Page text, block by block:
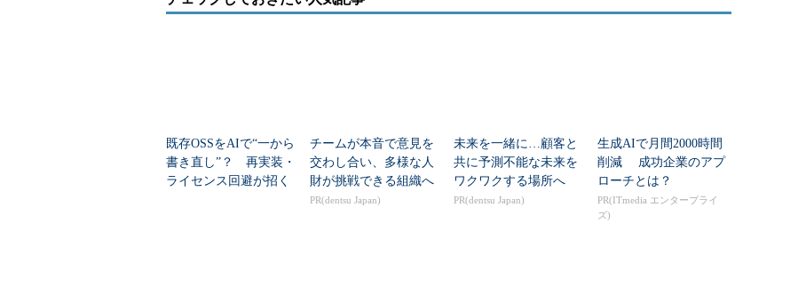
既存OSSをAIで“一から
書き直し”？ 再実装・
ライセンス回避が招く
チームが本音で意見を
交わし合い、多様な人
財が挑戦できる組織へ
PR(dentsu Japan)
未来を一緒に…顧客と
共に予測不能な未来を
ワクワクする場所へ
PR(dentsu Japan)
生成AIで月間2000時間
削減 成功企業のアプ
ローチとは？
PR(ITmedia エンタープライ
ズ)